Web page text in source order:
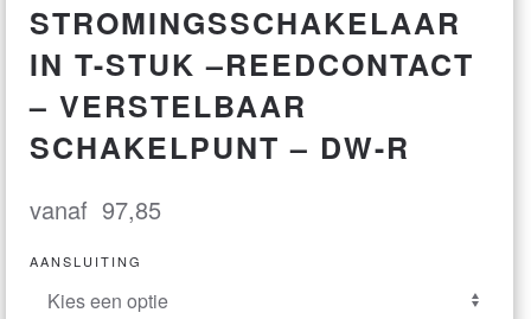
STROMINGSSCHAKELAAR
IN T-STUK –REEDCONTACT
– VERSTELBAAR
SCHAKELPUNT – DW-R
vanaf 97,85
AANSLUITING